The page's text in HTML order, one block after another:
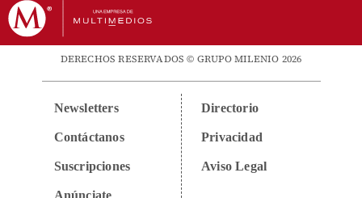
DERECHOS RESERVADOS © GRUPO MILENIO 2026
Newsletters
Contáctanos
Suscripciones
Anúnciate
Directorio
Privacidad
Aviso Legal